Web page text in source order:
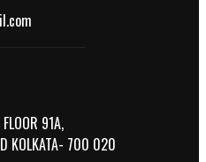
91A,
KOLKATA- 700 020